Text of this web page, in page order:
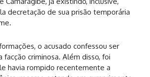
decretação de sua prisão temporária
o acusado confessou ser
criminosa. Além disso, foi
havia rompido recentemente a